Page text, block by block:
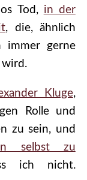
Tod, in der
, die, ähnlich
immer gerne
wird.
Kluge,
Rolle und
zu sein, und
selbst zu
ich nicht.